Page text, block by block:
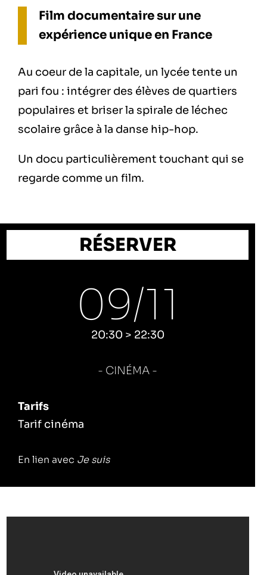
Film documentaire sur une
expérience unique en France
Au coeur de la capitale, un lycée tente un
pari fou : intégrer des élèves de quartiers
populaires et briser la spirale de léchec
scolaire grâce à la danse hip-hop.
Un docu particulièrement touchant qui se
regarde comme un film.
RÉSERVER
09/11
20:30 > 22:30
CINÉMA
Tarifs
Tarif cinéma
En lien avec Je suis